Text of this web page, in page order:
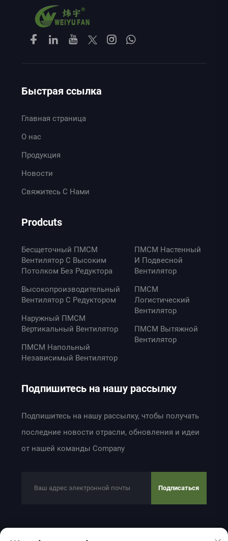
Быстрая ссылка
Главная страница
О нас
Продукция
Новости
Свяжитесь С Нами
Prodcuts
Бесщеточный ПМСМ
Вентилятор С Высоким
Потолком Без Редуктора
Высокопроизводительный
Вентилятор С Редуктором
Наружный ПМСМ
Вертикальный Вентилятор
ПМСМ Напольный
Независимый Вентилятор
ПМСМ Настенный
И Подвесной
Вентилятор
ПМСМ
Логистический
Вентилятор
ПМСМ Вытяжной
Вентилятор
Подпишитесь на нашу рассылку
Подпишитесь на нашу рассылку, чтобы получать
последние новости отрасли, обновления и идеи
от нашей команды Company
Подписаться